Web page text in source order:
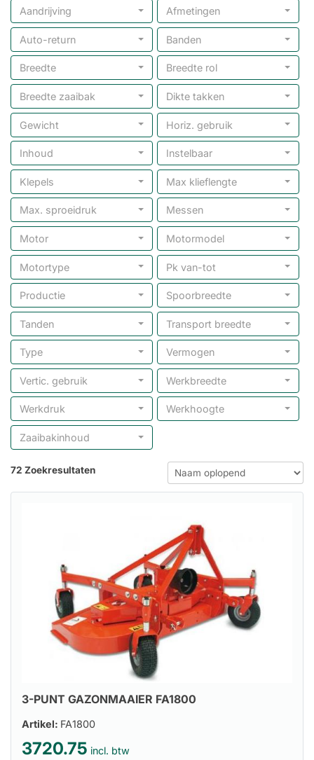
Aandrijving Afmetingen
Auto-return Banden
Breedte Breedte rol
Breedte zaaibak Dikte takken
Gewicht Horiz. gebruik
Inhoud Instelbaar
Klepels Max klieflengte
Max. sproeidruk Messen
Motor Motormodel
Motortype Pk van-tot
Productie Spoorbreedte
Tanden Transport breedte
Type Vermogen
Vertic. gebruik Werkbreedte
Werkdruk Werkhoogte
Zaaibakinhoud
72 Zoekresultaten
3-PUNT GAZONMAAIER FA1800
Artikel: FA1800
3720.75 incl. btw